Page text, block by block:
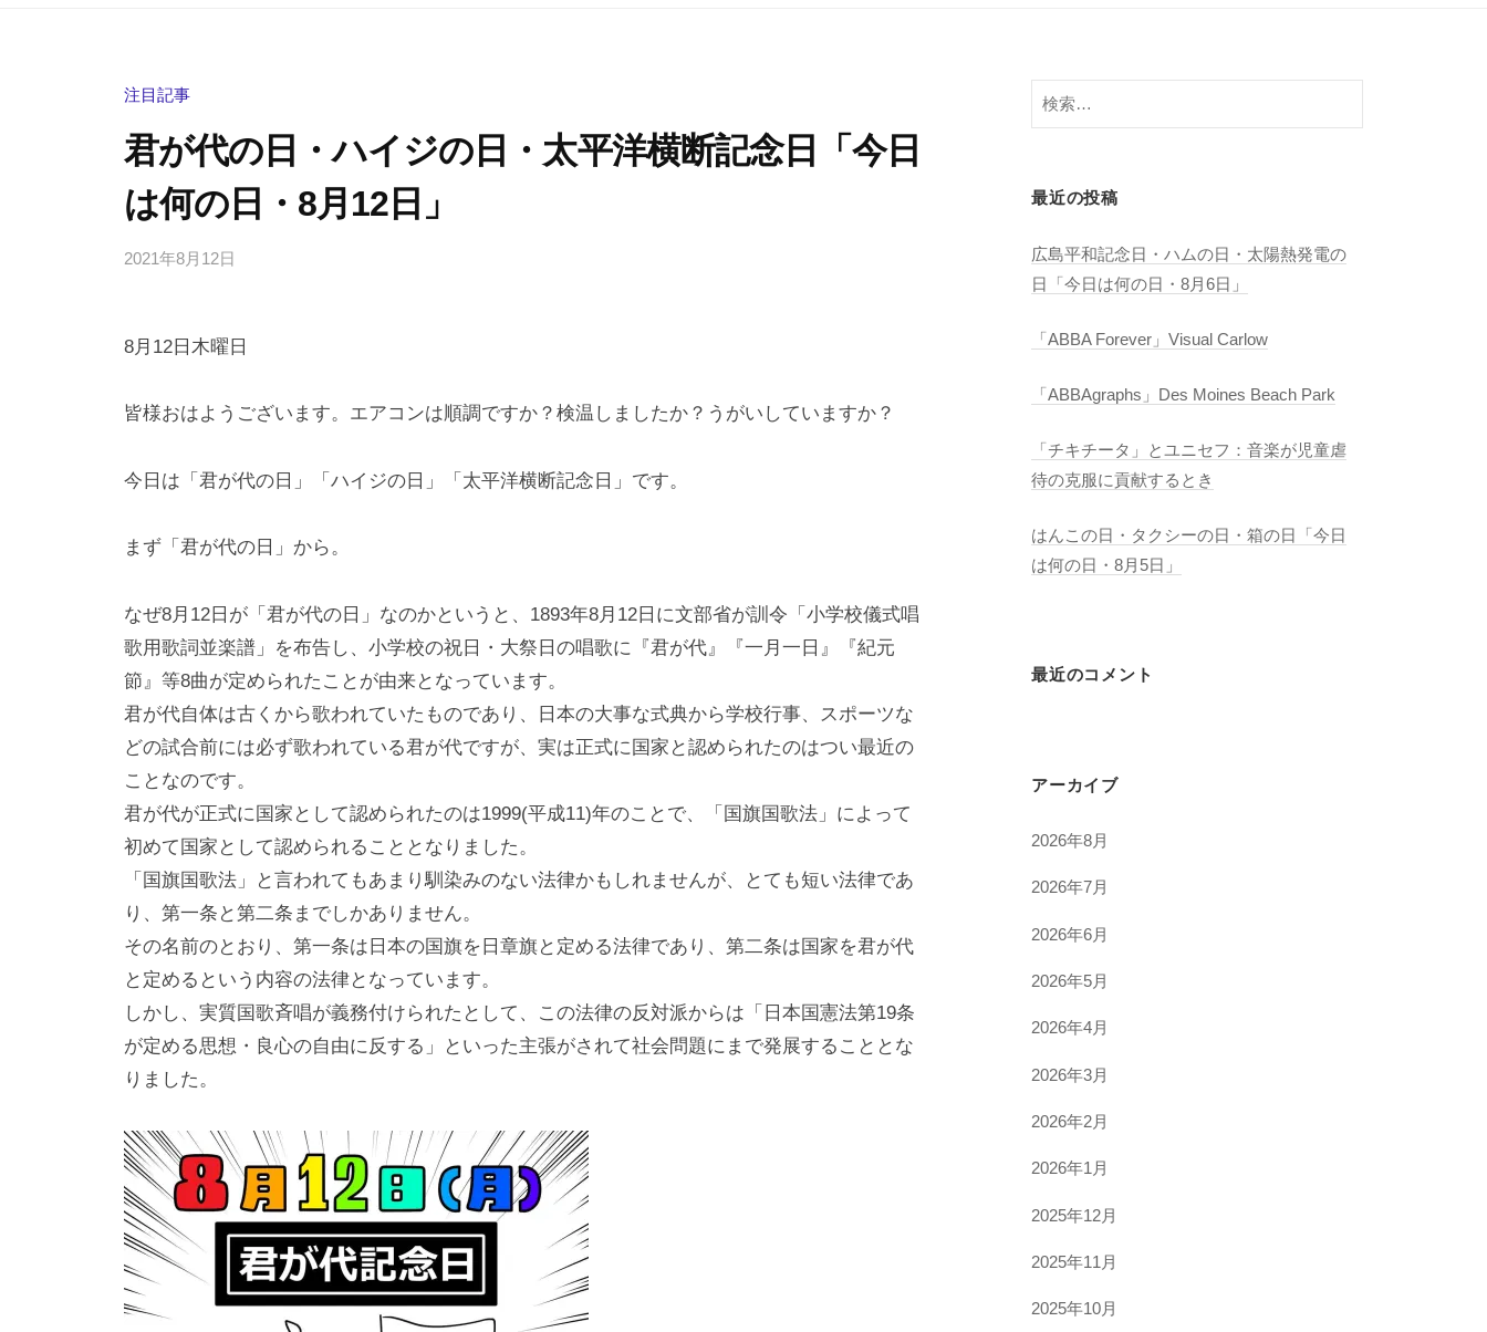
注目記事
君が代の日・ハイジの日・太平洋横断記念日「今日
は何の日・8月12日」
2021年8月12日
i
a
h
a
a
の
メ
ト
8月12日木曜日
皆様おはようございます。エアコンは順調ですか？検温しましたか？うがいしていますか？
今日は「君が代の日」「ハイジの日」「太平洋横断記念日」です。
まず「君が代の日」から。
なぜ8月12日が「君が代の日」なのかというと、1893年8月12日に文部省が訓令「小学校儀式唱
歌用歌詞並楽譜」を布告し、小学校の祝日・大祭日の唱歌に『君が代』『一月一日』『紀元
節』等8曲が定められたことが由来となっています。
君が代自体は古くから歌われていたものであり、日本の大事な式典から学校行事、スポーツな
どの試合前には必ず歌われている君が代ですが、実は正式に国家と認められたのはつい最近の
ことなのです。
君が代が正式に国家として認められたのは1999(平成11)年のことで、「国旗国歌法」によって
初めて国家として認められることとなりました。
「国旗国歌法」と言われてもあまり馴染みのない法律かもしれませんが、とても短い法律であ
り、第一条と第二条までしかありません。
その名前のとおり、第一条は日本の国旗を日章旗と定める法律であり、第二条は国家を君が代
と定めるという内容の法律となっています。
しかし、実質国歌斉唱が義務付けられたとして、この法律の反対派からは「日本国憲法第19条
が定める思想・良心の自由に反する」といった主張がされて社会問題にまで発展することとな
りました。
検
索:
最近の投稿
広島平和記念日・ハムの日・太陽熱発電の
日「今日は何の日・8月6日」
「ABBA Forever」Visual Carlow
「ABBAgraphs」Des Moines Beach Park
「チキチータ」とユニセフ：音楽が児童虐
待の克服に貢献するとき
はんこの日・タクシーの日・箱の日「今日
は何の日・8月5日」
最近のコメント
アーカイブ
2026年8月
2026年7月
2026年6月
2026年5月
2026年4月
2026年3月
2026年2月
2026年1月
2025年12月
2025年11月
2025年10月